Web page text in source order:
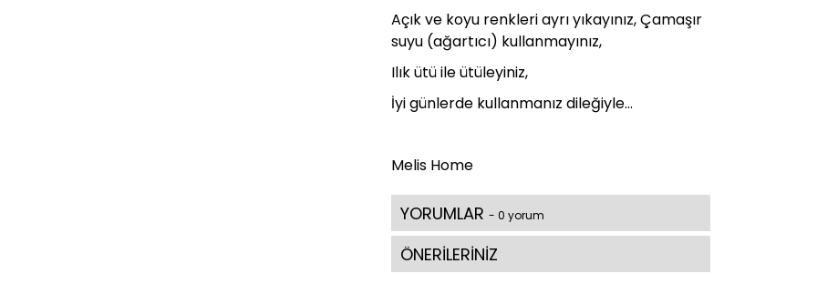
Açık ve koyu renkleri ayrı yıkayınız, Çamaşır
suyu (ağartıcı) kullanmayınız,
Ilık ütü ile ütüleyiniz,
İyi günlerde kullanmanız dileğiyle...
Melis Home
YORUMLAR - 0 yorum
ÖNERİLERİNİZ